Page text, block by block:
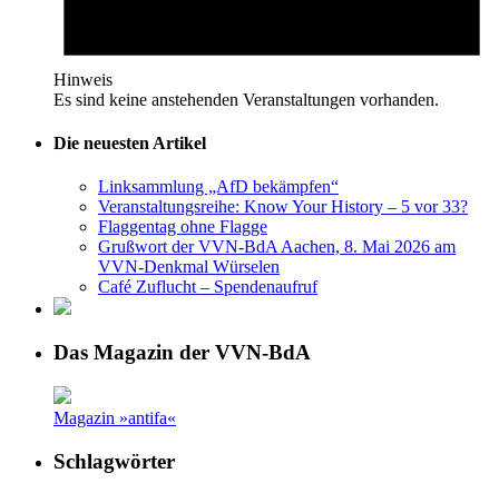
Hinweis
Es sind keine anstehenden Veranstaltungen vorhanden.
Die neuesten Artikel
Linksammlung „AfD bekämpfen“
Veranstaltungsreihe: Know Your History – 5 vor 33?
Flaggentag ohne Flagge
Grußwort der VVN-BdA Aachen, 8. Mai 2026 am
VVN-Denkmal Würselen
Café Zuflucht – Spendenaufruf
Das Magazin der VVN-BdA
Magazin »antifa«
Schlagwörter